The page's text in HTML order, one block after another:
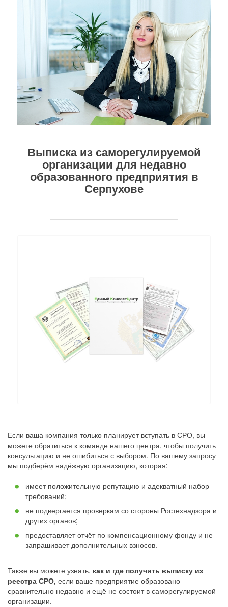
Выписка из саморегулируемой
организации для недавно
образованного предприятия в
Серпухове
Если ваша компания только планирует вступать в СРО, вы
можете обратиться к команде нашего центра, чтобы получить
консультацию и не ошибиться с выбором. По вашему запросу
мы подберём надёжную организацию, которая:
имеет положительную репутацию и адекватный набор
требований;
не подвергается проверкам со стороны Ростехнадзора и
других органов;
предоставляет отчёт по компенсационному фонду и не
запрашивает дополнительных взносов.
Также вы можете узнать, как и где получить выписку из
реестра СРО, если ваше предприятие образовано
сравнительно недавно и ещё не состоит в саморегулируемой
организации.